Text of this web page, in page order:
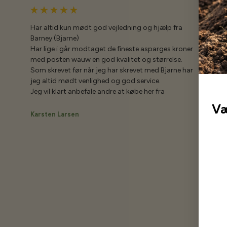
Har altid kun mødt god vejledning og hjælp fra
Barney (Bjarne)
Har lige i går modtaget de fineste asparges kroner
med posten wauw en god kvalitet og størrelse.
Som skrevet før når jeg har skrevet med Bjarne har
jeg altid mødt venlighed og god service.
Jeg vil klart anbefale andre at købe her fra
Karsten Larsen